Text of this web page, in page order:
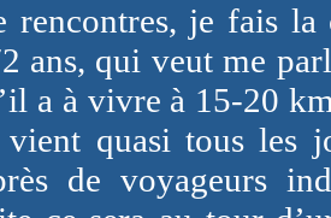
rencontres, je fais la
ans, qui veut me
a à vivre à 15-20
vient quasi tous les
de voyageurs